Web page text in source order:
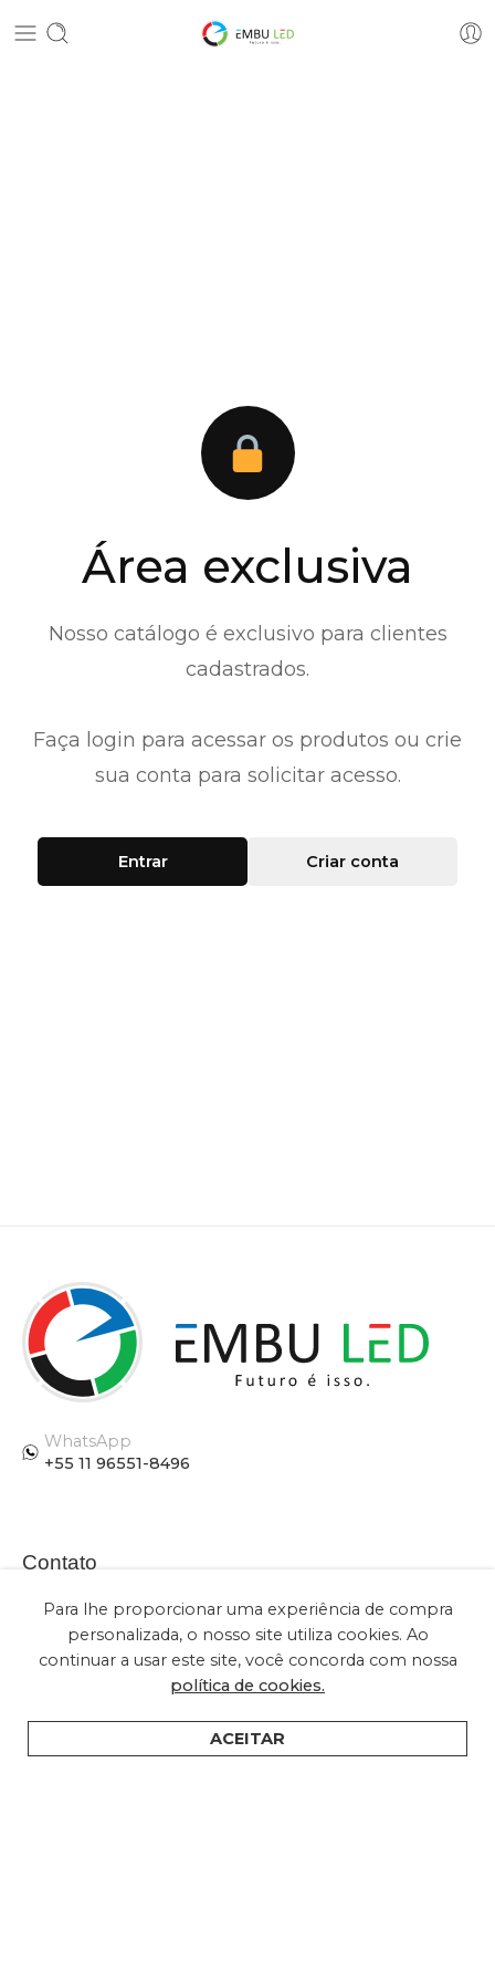
Área exclusiva
Nosso catálogo é exclusivo para clientes
cadastrados.
Faça login para acessar os produtos ou crie
sua conta para solicitar acesso.
Entrar Criar conta
WhatsApp
+55 11 96551-8496
Contato
(+55) 11 2028-2616
sac@embuled.com
contato@embuled.com
Para lhe proporcionar uma experiência de compra
personalizada, o nosso site utiliza cookies. Ao
continuar a usar este site, você concorda com nossa
política de cookies.
ACEITAR